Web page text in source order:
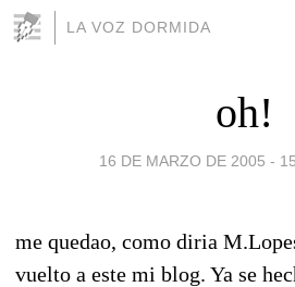
LA VOZ DORMIDA
oh!
16 DE MARZO DE 2005 -
me quedao, como diria
vuelto a este mi blog. Ya se